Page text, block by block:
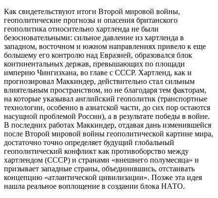
Как свидетельствуют итоги Второй мировой войны,
геополитические прогнозы и опасения британского
геополитика относительно хартленда не были
безосновательными: сильное давление из хартленда в
западном, восточном и южном направлениях привело к еще
большему его контролю над Евразией, образовался блок
континентальных держав, превышающих по площади
империю Чингизхана, во главе с СССР. Хартленд, как и
прогнозировал Маккиндер, действительно стал сильным
влиятельным пространством, но не благодаря тем факторам,
на которые указывал английский геополитик (транспортные
технологии, особенно в азиатской части, до сих пор остаются
насущной проблемой России), а в результате победы в войне.
В последних работах Маккиндер, отдавая дань изменившейся
после Второй мировой войны геополитической картине мира,
достаточно точно определяет будущий глобальный
геополитический конфликт как противоборство между
хартлендом (СССР) и странами «внешнего полумесяца» и
призывает западные страны, объединившись, отстаивать
концепцию «атлантической цивилизации». Позже эта идея
нашла реальное воплощение в создании блока НАТО.